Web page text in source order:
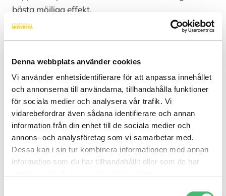
Denna webbplats använder cookies
Vi använder enhetsidentifierare för att anpassa innehållet
och annonserna till användarna, tillhandahålla funktioner
för sociala medier och analysera vår trafik. Vi
vidarebefordrar även sådana identifierare och annan
information från din enhet till de sociala medier och
annons- och analysföretag som vi samarbetar med.
Dessa kan i sin tur kombinera informationen med annan
information som du har tillhandahållit eller som de har
bästa möjliga effekt.
Du har varit delaktig i att ta fram en kommersiell
redaktionsplan inom ett område och du har full koll
du skapar, skapar affärer.
Läs mer om iStone och tjänsten
Cross Commerce Marketing
Specialist